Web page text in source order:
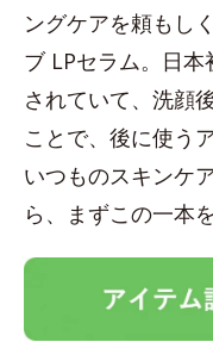
ングケアを頼もし
ブ LPセラム。日
されていて、洗顔
ことで、後に使う
いつものスキンケ
ら、まずこの一本